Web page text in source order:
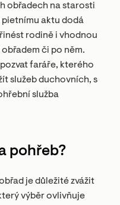
obřadech na starosti
aktu dodá
rodině i vhodnou
či po něm.
faráře, kterého
služeb duchovních, s
služba
pohřeb?
je důležité zvážit
výběr ovlivňuje